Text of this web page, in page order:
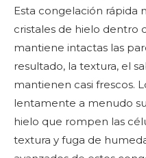
Esta congelación rápida
cristales de hielo dentro
mantiene intactas las
resultado, la textura, el
mantienen casi frescos.
lentamente a menudo
hielo que rompen las
textura y fuga de